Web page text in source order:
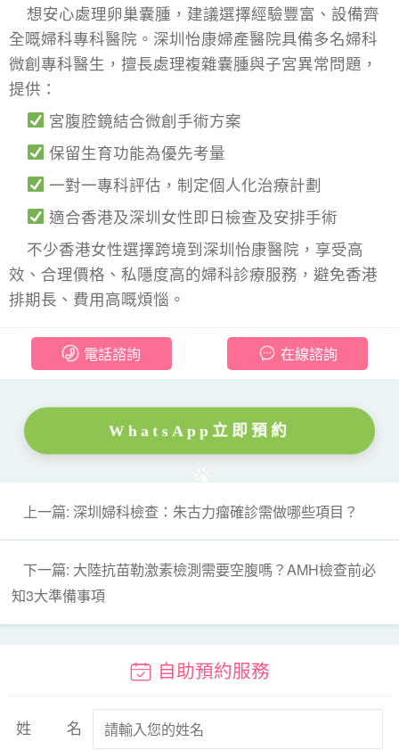
想安心處理卵巢囊腫，建議選擇經驗豐富、設備齊
全嘅婦科專科醫院。深圳怡康婦產醫院具備多名婦科
微創專科醫生，擅長處理複雜囊腫與子宮異常問題，
提供：
宮腹腔鏡結合微創手術方案
保留生育功能為優先考量
一對一專科評估，制定個人化治療計劃
適合香港及深圳女性即日檢查及安排手術
不少香港女性選擇跨境到深圳怡康醫院，享受高
效、合理價格、私隱度高的婦科診療服務，避免香港
排期長、費用高嘅煩惱。
電話諮詢 在線諮詢
WhatsApp立即預約
上一篇: 深圳婦科檢查：朱古力瘤確診需做哪些項目？
下一篇: 大陸抗苗勒激素檢測需要空腹嗎？AMH檢查前必
知3大準備事項
自助預約服務
姓名